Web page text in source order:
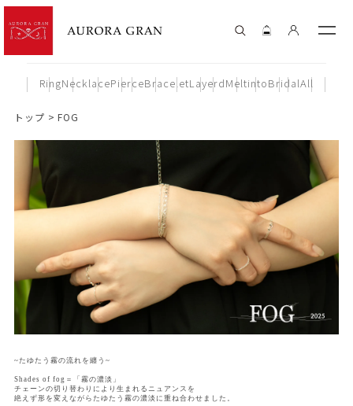
RingNecklacePierceBraceletLayerdMeltintoBridalAll
トップ FOG
~たゆたう霧の流れを纏う~
Shades of fog＝「霧の濃淡」
チェーンの切り替わりにより生まれるニュアンスを
絶えず形を変えながらたゆたう霧の濃淡に重ね合わせました。